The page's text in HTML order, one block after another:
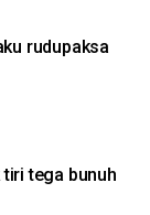
rudupaksa
tega bunuh